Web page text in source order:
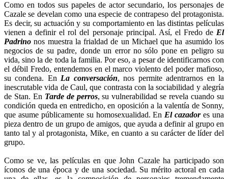
Como en todos sus papeles de actor secundario, los personajes de
Cazale se develan como una especie de contrapeso del protagonista.
Es decir, su actuación y su comportamiento en las distintas películas
vienen a definir el rol del personaje principal. Así, el Fredo de El
Padrino nos muestra la frialdad de un Michael que ha asumido los
negocios de su padre, donde un error no sólo pone en peligro su
vida, sino la de toda la familia. Por eso, a pesar de identificarnos con
el débil Fredo, entendemos en el marco violento del poder mafioso,
su condena. EnLa conversación, nos permite adentrarnos en la
inescrutable vida de Caul, que contrasta con la sociabilidad y alegría
de Stan. En Tarde de perros, su vulnerabilidad se revela cuando su
condición queda en entredicho, en oposición a la valentía de Sonny,
que asume públicamente su homosexualidad. EnEl cazadores una
pieza dentro de un grupo de amigos, que ayuda a definir al grupo en
tanto tal y al protagonista, Mike, en cuanto a su carácter de líder del
grupo.
Como se ve, las películas en que John Cazale ha participado son
íconos de una época y de una sociedad. Su mérito actoral en cada